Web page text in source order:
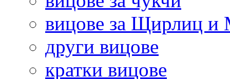
вицове за Щирлиц
други вицове
кратки вицове